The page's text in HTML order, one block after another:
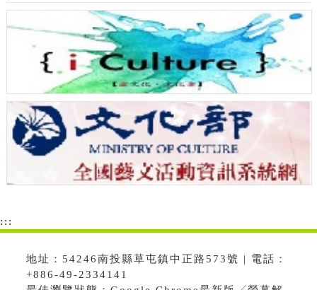
:::
地址：54246南投縣草屯鎮中正路573號 | 電話：
+886-49-2334141